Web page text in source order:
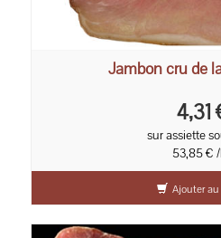
Jambon cru de
4,31
sur assiette
53,85 €
Ajouter au